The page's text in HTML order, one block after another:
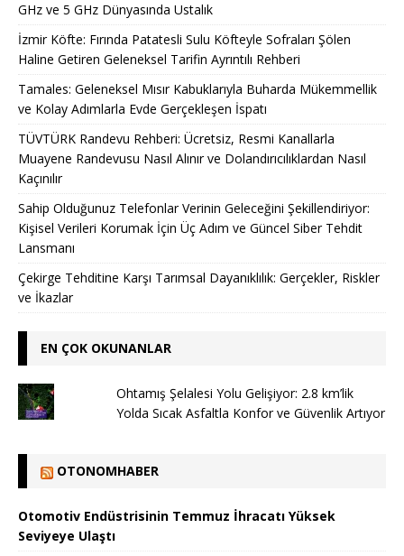
GHz ve 5 GHz Dünyasında Ustalık
İzmir Köfte: Fırında Patatesli Sulu Köfteyle Sofraları Şölen
Haline Getiren Geleneksel Tarifin Ayrıntılı Rehberi
Tamales: Geleneksel Mısır Kabuklarıyla Buharda Mükemmellik
ve Kolay Adımlarla Evde Gerçekleşen İspatı
TÜVTÜRK Randevu Rehberi: Ücretsiz, Resmi Kanallarla
Muayene Randevusu Nasıl Alınır ve Dolandırıcılıklardan Nasıl
Kaçınılır
Sahip Olduğunuz Telefonlar Verinin Geleceğini Şekillendiriyor:
Kişisel Verileri Korumak İçin Üç Adım ve Güncel Siber Tehdit
Lansmanı
Çekirge Tehditine Karşı Tarımsal Dayanıklılık: Gerçekler, Riskler
ve İkazlar
EN ÇOK OKUNANLAR
Ohtamış Şelalesi Yolu Gelişiyor: 2.8 km’lik
Yolda Sıcak Asfaltla Konfor ve Güvenlik Artıyor
OTONOMHABER
Otomotiv Endüstrisinin Temmuz İhracatı Yüksek
Seviyeye Ulaştı